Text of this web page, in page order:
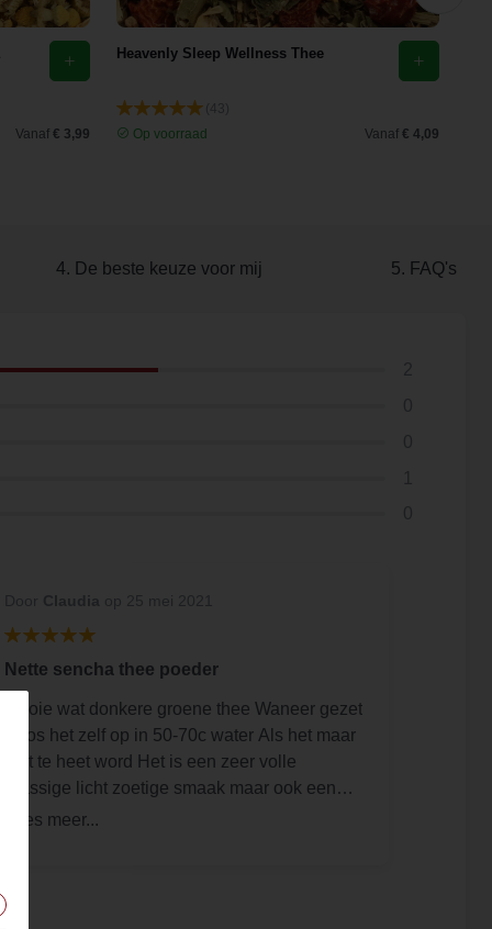
Vanaf € 3,99
Heavenly Sleep Wellness Thee
Op voorraad
Vanaf € 4,09
4. De beste keuze voor mij 5. FAQ's
Nette sencha thee poeder
Mooie wat donkere groene thee Waneer gezet
Ik los het zelf op in 50-70c water Als het maar
niet te heet word Het is een zeer volle
grassige licht zoetige smaak maar ook een
klein beetje bitter Ik ga deze aankoop zeker in